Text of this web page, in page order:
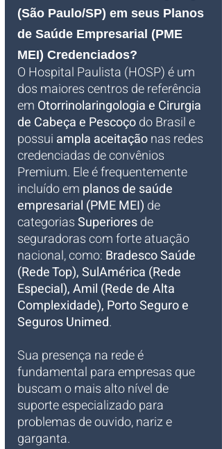
(São Paulo/SP) em seus Planos
de Saúde Empresarial (PME
MEI) Credenciados?
O Hospital Paulista (HOSP) é um
dos maiores centros de referência
em Otorrinolaringologia e Cirurgia
de Cabeça e Pescoço do Brasil e
possui ampla aceitação nas redes
credenciadas de convênios
Premium. Ele é frequentemente
incluído em planos de saúde
empresarial (PME MEI) de
categorias Superiores de
seguradoras com forte atuação
nacional, como: Bradesco Saúde
(Rede Top), SulAmérica (Rede
Especial), Amil (Rede de Alta
Complexidade), Porto Seguro e
Seguros Unimed.
Sua presença na rede é
fundamental para empresas que
buscam o mais alto nível de
suporte especializado para
problemas de ouvido, nariz e
garganta.